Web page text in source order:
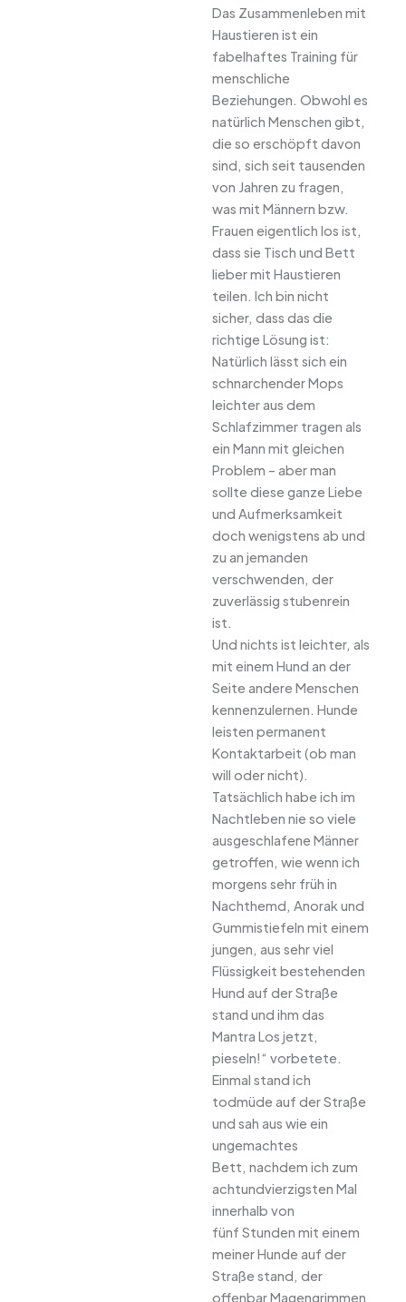
Das Zusammenleben mit
Haustieren ist ein
fabelhaftes Training für
menschliche
Beziehungen. Obwohl es
natürlich Menschen gibt,
die so erschöpft davon
sind, sich seit tausenden
von Jahren zu fragen,
was mit Männern bzw.
Frauen eigentlich los ist,
dass sie Tisch und Bett
lieber mit Haustieren
teilen. Ich bin nicht
sicher, dass das die
richtige Lösung ist:
Natürlich lässt sich ein
schnarchender Mops
leichter aus dem
Schlafzimmer tragen als
ein Mann mit gleichen
Problem – aber man
sollte diese ganze Liebe
und Aufmerksamkeit
doch wenigstens ab und
zu an jemanden
verschwenden, der
zuverlässig stubenrein
ist.
Und nichts ist leichter, als
mit einem Hund an der
Seite andere Menschen
kennenzulernen. Hunde
leisten permanent
Kontaktarbeit (ob man
will oder nicht).
Tatsächlich habe ich im
Nachtleben nie so viele
ausgeschlafene Männer
getroffen, wie wenn ich
morgens sehr früh in
Nachthemd, Anorak und
Gummistiefeln mit einem
jungen, aus sehr viel
Flüssigkeit bestehenden
Hund auf der Straße
stand und ihm das
Mantra Los jetzt,
pieseln!“ vorbetete.
Einmal stand ich
todmüde auf der Straße
und sah aus wie ein
ungemachtes
Bett, nachdem ich zum
achtundvierzigsten Mal
innerhalb von
fünf Stunden mit einem
meiner Hunde auf der
Straße stand, der
offenbar Magengrimmen